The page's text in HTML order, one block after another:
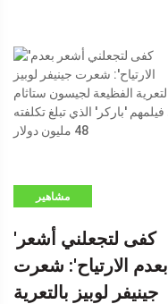
مشاهير
'كفى لتجعلني أشعر
بعدم الارتياح': شعرت
جينيفر لوبيز بالتعرية